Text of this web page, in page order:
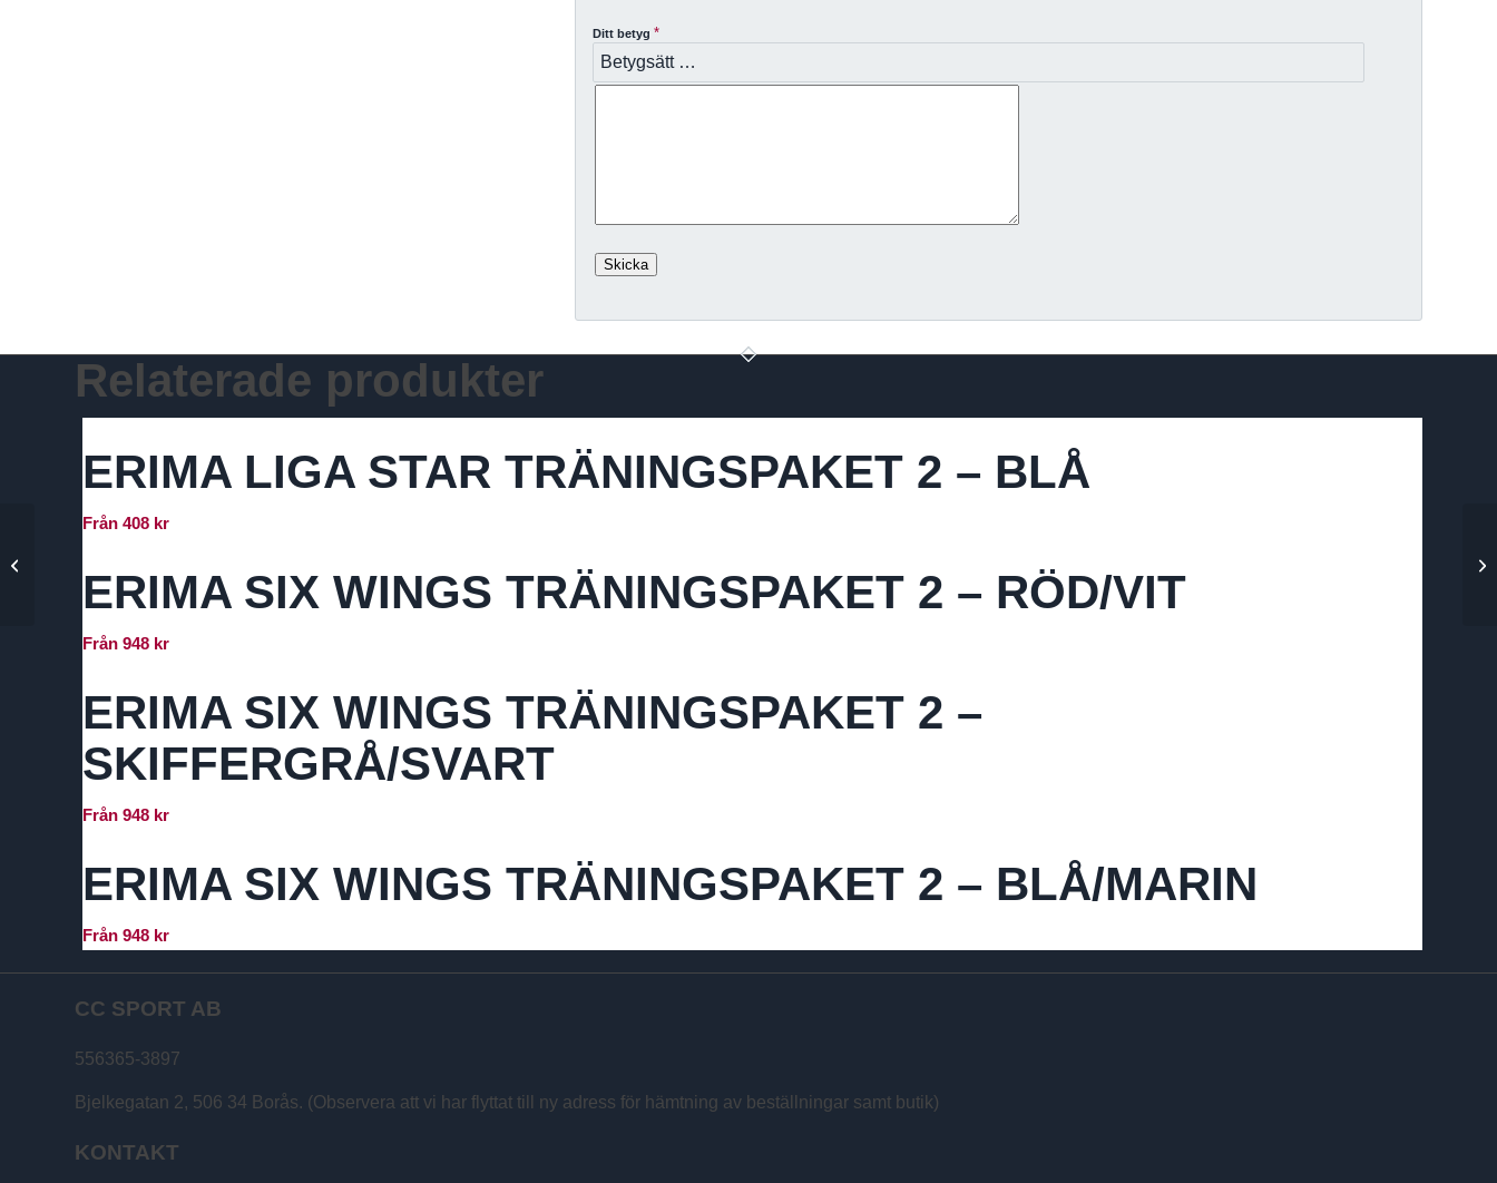
Ditt betyg*
Relaterade produkter
ERIMA LIGA STAR TRÄNINGSPAKET 2 – BLÅ
Från 408 kr
ERIMA SIX WINGS TRÄNINGSPAKET 2 – RÖD/VIT
Från 948 kr
ERIMA SIX WINGS TRÄNINGSPAKET 2 –
SKIFFERGRÅ/SVART
Från 948 kr
ERIMA SIX WINGS TRÄNINGSPAKET 2 – BLÅ/MARIN
Från 948 kr
CC SPORT AB
556365-3897
Bjelkegatan 2, 506 34 Borås. (Observera att vi har flyttat till ny adress för hämtning av beställningar samt butik)
KONTAKT
Shirt, Valla IF Dam